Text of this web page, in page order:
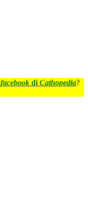
facebook di Cathopedia?